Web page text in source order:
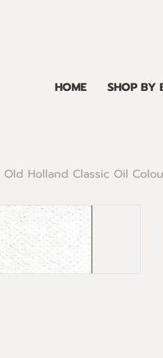
HOME SHOP BY
Old Holland Classic Oil